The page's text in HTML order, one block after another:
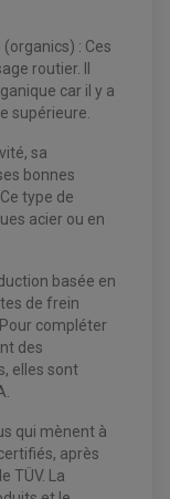
SSV
: Ces
routier. Il
car il y a
supérieure.
sa
bonnes
type de
acier ou en
basée en
de frein
compléter
des
elles sont
qui mènent à
après
TÜV. La